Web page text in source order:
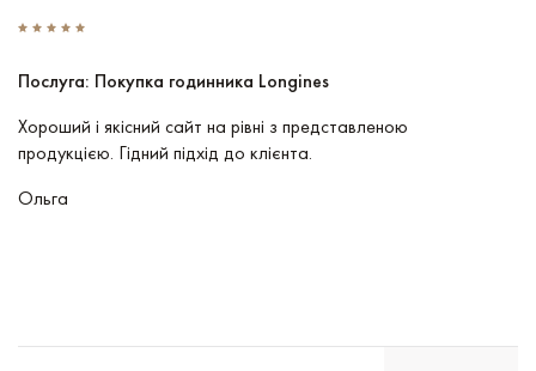
Послуга: Покупка годинника Longines
Хороший і якісний сайт на рівні з представленою
продукцією. Гідний підхід до клієнта.
Ольга